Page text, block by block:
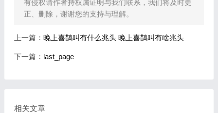
有侵权请作者持权属证明与我们联系，我们将及时更
正、删除，谢谢您的支持与理解。
上一篇： 晚上喜鹊叫有什么兆头 晚上喜鹊叫有啥兆头
下一篇： last_page
相关文章